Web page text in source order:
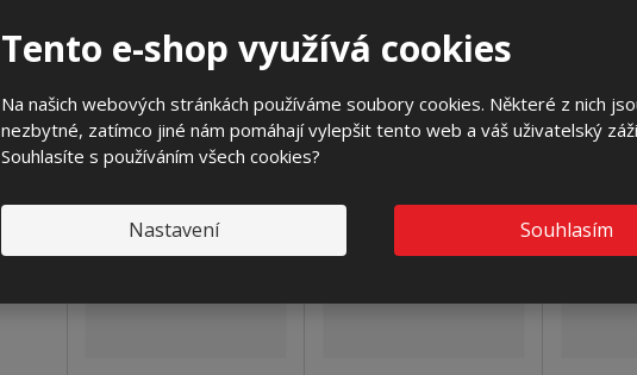
Tento e-shop využívá cookies
Na našich webových stránkách používáme soubory cookies. Některé z nich
nezbytné, zatímco jiné nám pomáhají vylepšit tento web a váš uživatelský
Souhlasíte s používáním všech cookies?
Nastavení Souhlasím